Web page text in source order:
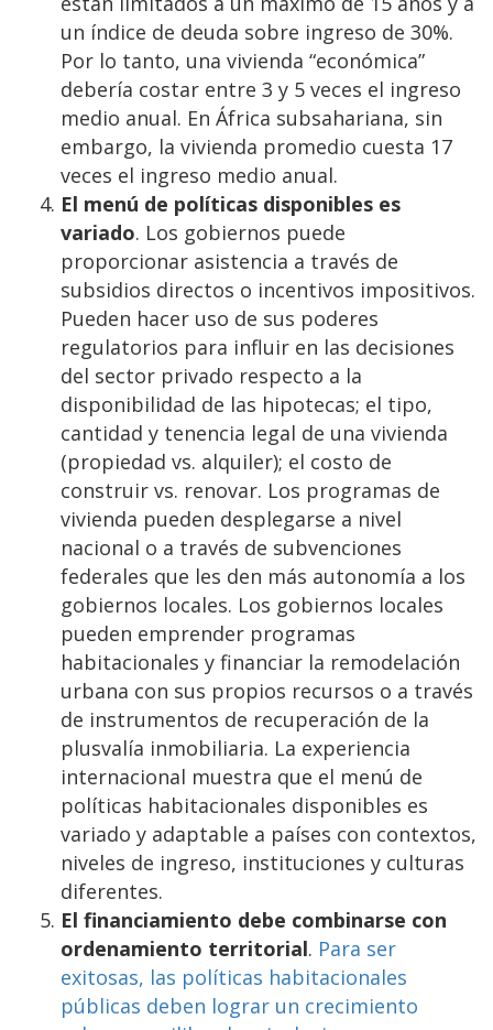
un índice de deuda sobre ingreso de 30%.
Por lo tanto, una vivienda “económica”
debería costar entre 3 y 5 veces el ingreso
medio anual. En África subsahariana, sin
embargo, la vivienda promedio cuesta 17
veces el ingreso medio anual.
El menú de políticas disponibles es
variado. Los gobiernos puede
proporcionar asistencia a través de
subsidios directos o incentivos impositivos.
Pueden hacer uso de sus poderes
regulatorios para influir en las decisiones
del sector privado respecto a la
disponibilidad de las hipotecas; el tipo,
cantidad y tenencia legal de una vivienda
(propiedad vs. alquiler); el costo de
construir vs. renovar. Los programas de
vivienda pueden desplegarse a nivel
nacional o a través de subvenciones
federales que les den más autonomía a los
gobiernos locales. Los gobiernos locales
pueden emprender programas
habitacionales y financiar la remodelación
urbana con sus propios recursos o a través
de instrumentos de recuperación de la
plusvalía inmobiliaria. La experiencia
internacional muestra que el menú de
políticas habitacionales disponibles es
variado y adaptable a países con contextos,
niveles de ingreso, instituciones y culturas
diferentes.
El financiamiento debe combinarse con
ordenamiento territorial. Para ser
exitosas, las políticas habitacionales
públicas deben lograr un crecimiento